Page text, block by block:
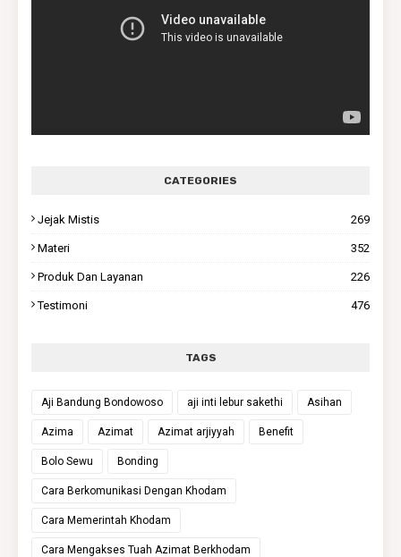
CATEGORIES
Jejak Mistis 269
Materi 352
Produk Dan Layanan 226
Testimoni 476
TAGS
Aji Bandung Bondowoso aji inti lebur sakethi Asihan
Azima Azimat Azimat arjiyyah Benefit
Bolo Sewu Bonding
Cara Berkomunikasi Dengan Khodam
Cara Memerintah Khodam
Cara Mengakses Tuah Azimat Berkhodam